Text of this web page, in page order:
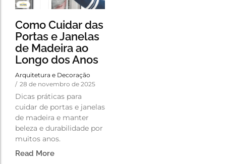
Como Cuidar das
Portas e Janelas
de Madeira ao
Longo dos Anos
Arquitetura e Decoração
/ 28 de novembro de 2025
Dicas práticas para
cuidar de portas e janelas
de madeira e manter
beleza e durabilidade por
muitos anos.
Read More